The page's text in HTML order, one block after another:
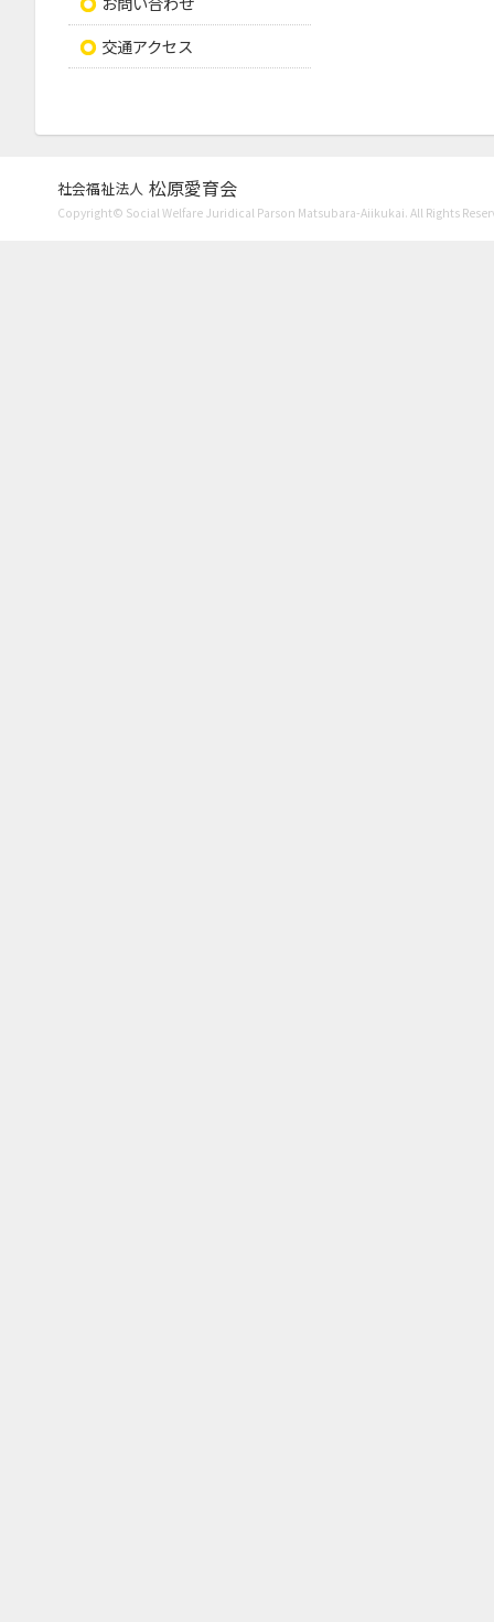
交通アクセス
社会福祉法人 松原愛育会
Copyright© Social Welfare Juridical Parson Matsubara-Aiikukai. All Rights